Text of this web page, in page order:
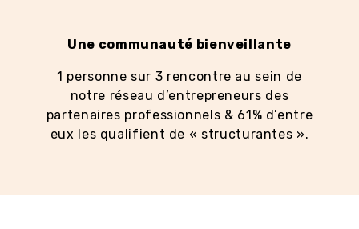
Une communauté bienveillante
1 personne sur 3 rencontre au sein de
notre réseau d’entrepreneurs des
partenaires professionnels & 61% d’entre
eux les qualifient de « structurantes ».